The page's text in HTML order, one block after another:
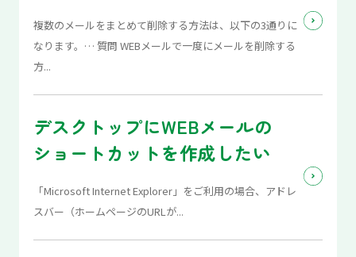
複数のメールをまとめて削除する方法は、以下の3通りに
なります。… 質問 WEBメールで一度にメールを削除する
方...
デスクトップにWEBメールの
ショートカットを作成したい
「Microsoft Internet Explorer」をご利用の場合、アドレ
スバー（ホームページのURLが...